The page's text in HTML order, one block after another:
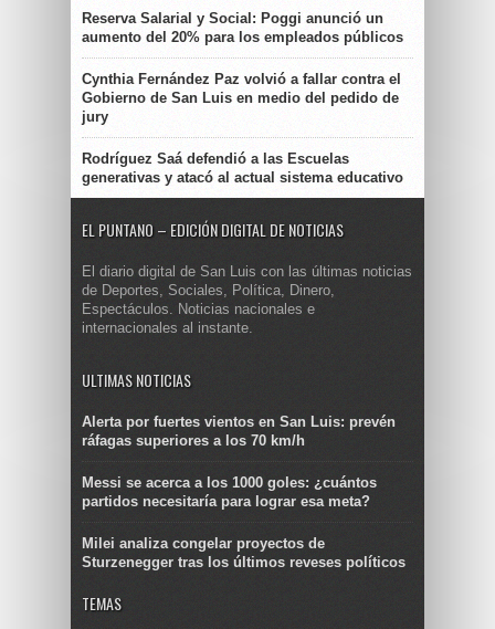
Reserva Salarial y Social: Poggi anunció un
aumento del 20% para los empleados públicos
Cynthia Fernández Paz volvió a fallar contra el
Gobierno de San Luis en medio del pedido de
jury
Rodríguez Saá defendió a las Escuelas
generativas y atacó al actual sistema educativo
EL PUNTANO – EDICIÓN DIGITAL DE NOTICIAS
El diario digital de San Luis con las últimas noticias
de Deportes, Sociales, Política, Dinero,
Espectáculos. Noticias nacionales e
internacionales al instante.
ULTIMAS NOTICIAS
Alerta por fuertes vientos en San Luis: prevén
ráfagas superiores a los 70 km/h
Messi se acerca a los 1000 goles: ¿cuántos
partidos necesitaría para lograr esa meta?
Milei analiza congelar proyectos de
Sturzenegger tras los últimos reveses políticos
TEMAS